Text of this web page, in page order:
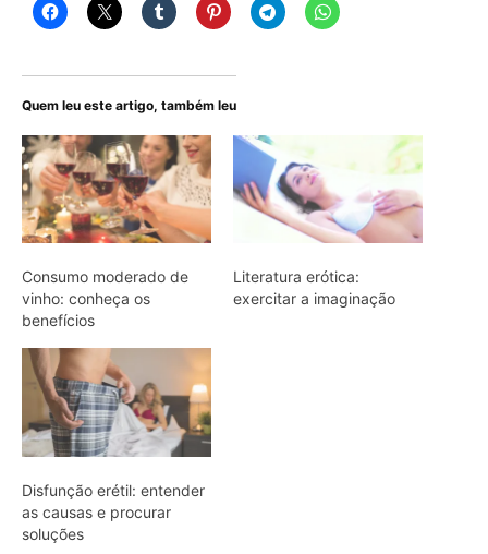
Quem leu este artigo, também leu
Consumo moderado de
vinho: conheça os
benefícios
Literatura erótica:
exercitar a imaginação
Disfunção erétil: entender
as causas e procurar
soluções